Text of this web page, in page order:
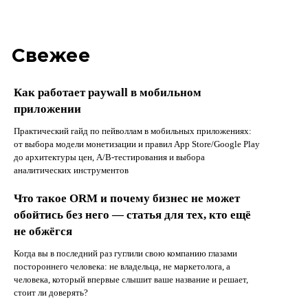
Свежее
Как работает paywall в мобильном
приложении
Практический гайд по пейволлам в мобильных приложениях:
от выбора модели монетизации и правил App Store/Google Play
до архитектуры цен, A/B-тестирования и выбора
аналитических инструментов
Что такое ORM и почему бизнес не может
обойтись без него — статья для тех, кто ещё
не обжёгся
Когда вы в последний раз гуглили свою компанию глазами
постороннего человека: не владельца, не маркетолога, а
человека, который впервые слышит ваше название и решает,
стоит ли доверять?